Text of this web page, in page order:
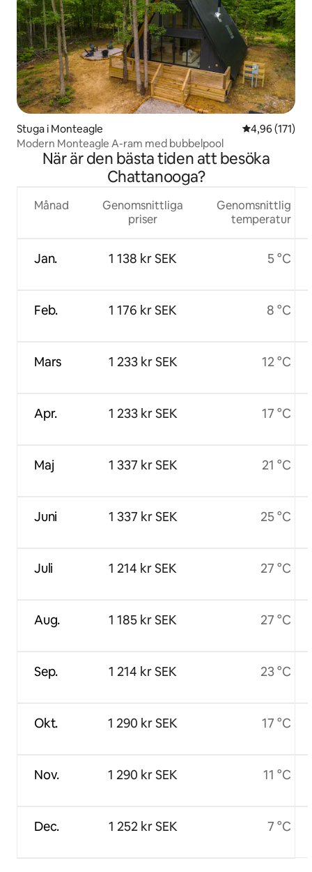
Stuga i Monteagle 4,96 av 5 i
4,96 (171)
Modern Monteagle A-ram med bubbelpool
När är den bästa tiden att besöka
Chattanooga?
Månad
Jan.
Feb.
Mars
Apr.
Maj
Juni
Juli
Aug.
Sep.
Okt.
Nov.
Dec.
Genomsnittliga
priser
1 138 kr SEK
1 176 kr SEK
1 233 kr SEK
1 233 kr SEK
1 337 kr SEK
1 337 kr SEK
1 214 kr SEK
1 185 kr SEK
1 214 kr SEK
1 290 kr SEK
1 290 kr SEK
1 252 kr SEK
Genomsnittlig
temperatur
5 °C
8 °C
12 °C
17 °C
21 °C
25 °C
27 °C
27 °C
23 °C
17 °C
11 °C
7 °C